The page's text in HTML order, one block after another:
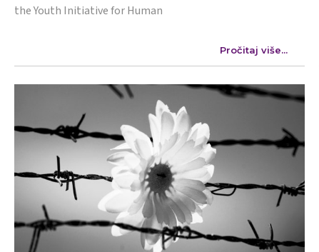
the Youth Initiative for Human
Pročitaj više...